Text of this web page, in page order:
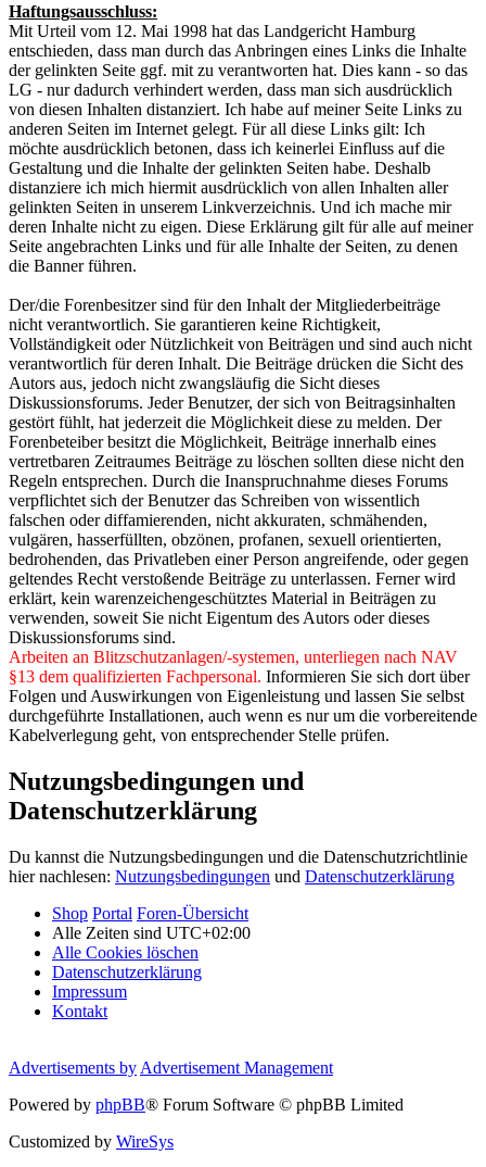
Haftungsausschluss:
Mit Urteil vom 12. Mai 1998 hat das Landgericht Hamburg
entschieden, dass man durch das Anbringen eines Links die Inhalte
der gelinkten Seite ggf. mit zu verantworten hat. Dies kann - so das
LG - nur dadurch verhindert werden, dass man sich ausdrücklich
von diesen Inhalten distanziert. Ich habe auf meiner Seite Links zu
anderen Seiten im Internet gelegt. Für all diese Links gilt: Ich
möchte ausdrücklich betonen, dass ich keinerlei Einfluss auf die
Gestaltung und die Inhalte der gelinkten Seiten habe. Deshalb
distanziere ich mich hiermit ausdrücklich von allen Inhalten aller
gelinkten Seiten in unserem Linkverzeichnis. Und ich mache mir
deren Inhalte nicht zu eigen. Diese Erklärung gilt für alle auf meiner
Seite angebrachten Links und für alle Inhalte der Seiten, zu denen
die Banner führen.
Der/die Forenbesitzer sind für den Inhalt der Mitgliederbeiträge
nicht verantwortlich. Sie garantieren keine Richtigkeit,
Vollständigkeit oder Nützlichkeit von Beiträgen und sind auch nicht
verantwortlich für deren Inhalt. Die Beiträge drücken die Sicht des
Autors aus, jedoch nicht zwangsläufig die Sicht dieses
Diskussionsforums. Jeder Benutzer, der sich von Beitragsinhalten
gestört fühlt, hat jederzeit die Möglichkeit diese zu melden. Der
Forenbeteiber besitzt die Möglichkeit, Beiträge innerhalb eines
vertretbaren Zeitraumes Beiträge zu löschen sollten diese nicht den
Regeln entsprechen. Durch die Inanspruchnahme dieses Forums
verpflichtet sich der Benutzer das Schreiben von wissentlich
falschen oder diffamierenden, nicht akkuraten, schmähenden,
vulgären, hasserfüllten, obzönen, profanen, sexuell orientierten,
bedrohenden, das Privatleben einer Person angreifende, oder gegen
geltendes Recht verstoßende Beiträge zu unterlassen. Ferner wird
erklärt, kein warenzeichengeschütztes Material in Beiträgen zu
verwenden, soweit Sie nicht Eigentum des Autors oder dieses
Diskussionsforums sind.
Arbeiten an Blitzschutzanlagen/-systemen, unterliegen nach NAV
§13 dem qualifizierten Fachpersonal. Informieren Sie sich dort über
Folgen und Auswirkungen von Eigenleistung und lassen Sie selbst
durchgeführte Installationen, auch wenn es nur um die vorbereitende
Kabelverlegung geht, von entsprechender Stelle prüfen.
Nutzungsbedingungen und
Datenschutzerklärung
Du kannst die Nutzungsbedingungen und die Datenschutzrichtlinie
hier nachlesen: Nutzungsbedingungen und Datenschutzerklärung
Shop Portal Foren-Übersicht
Alle Zeiten sind UTC+02:00
Alle Cookies löschen
Datenschutzerklärung
Impressum
Kontakt
Advertisements by Advertisement Management
Powered by phpBB® Forum Software © phpBB Limited
Customized by WireSys